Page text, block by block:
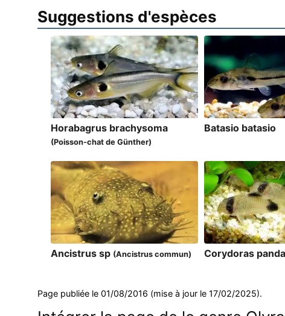
Suggestions d'espèces
Horabagrus brachysoma
(Poisson-chat de Günther)
Batasio batasio
Ancistrus sp (Ancistrus commun) Corydoras panda
Page publiée le 01/08/2016 (mise à jour le 17/02/2025).